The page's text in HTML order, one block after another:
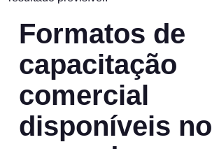
Formatos de
capacitação
comercial
disponíveis no